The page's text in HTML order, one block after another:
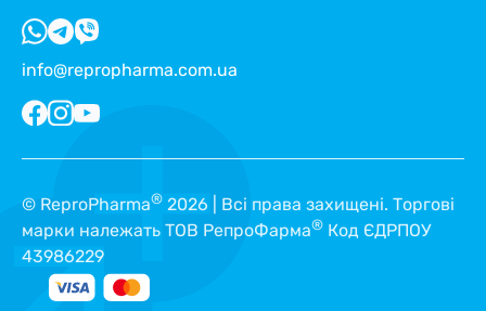
info@repropharma.com.ua
© ReproPharma® 2026 | Всі права захищені. Торгові
марки належать ТОВ РепроФарма® Код ЄДРПОУ
43986229